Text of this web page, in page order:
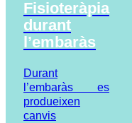
Fisioteràpia
durant
l’embaràs
Durant
l’embaràs es
produeixen
canvis